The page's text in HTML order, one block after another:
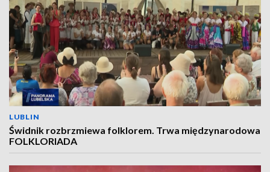
LUBLIN
Świdnik rozbrzmiewa folklorem. Trwa międzynarodowa
FOLKLORIADA